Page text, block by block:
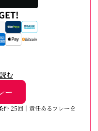
む
ー
25回｜責任あるプレーを